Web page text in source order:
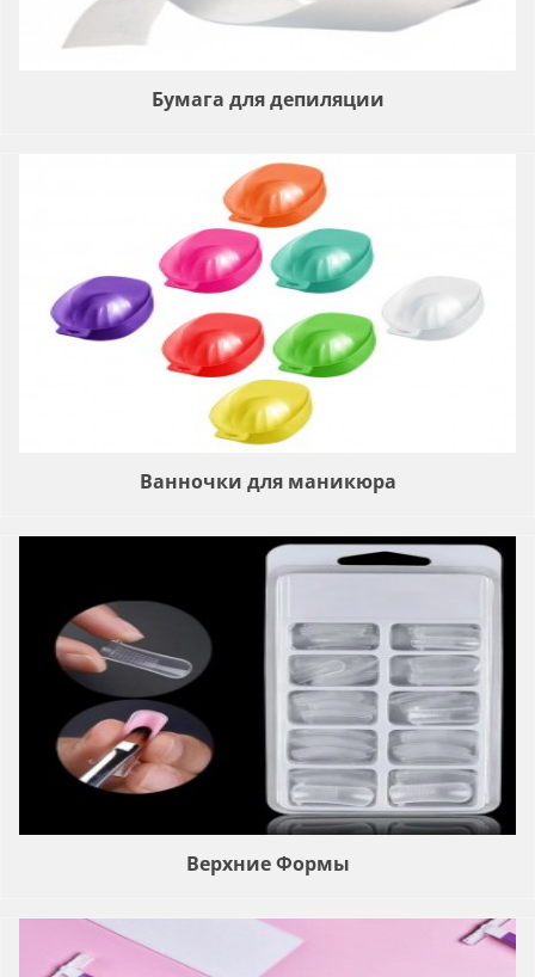
Бумага для депиляции
Ванночки для маникюра
Верхние Формы